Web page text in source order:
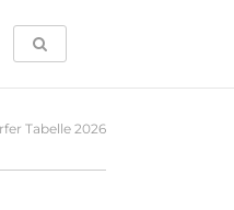
Tabelle 2026